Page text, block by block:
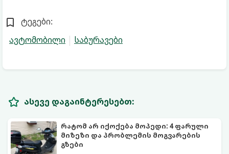
ტეგები:
ავტომობილი
საბურავები
ასევე დაგაინტერესებთ:
რატომ არ იქოქება მოპედი: 4 ფარული
მიზეზი და პრობლემის მოგვარების
გზები